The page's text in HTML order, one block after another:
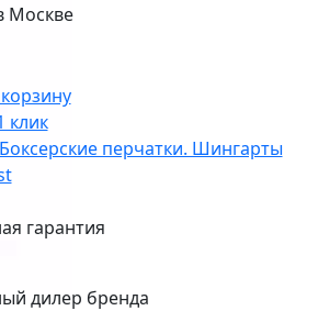
Москве
клик
Боксерские перчатки. Шингарты
гарантия
дилер бренда